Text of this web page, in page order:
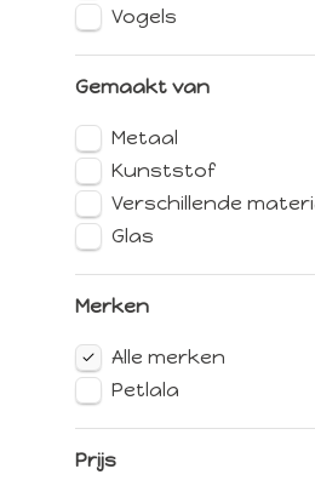
Vogels
Gemaakt van
Metaal
Kunststof
Verschillende
Glas
Merken
Alle merken
Petlala
Prijs